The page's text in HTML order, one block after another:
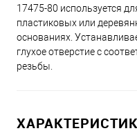
17475-80 используется
пластиковых или
основаниях.
глухое отверстие с
резьбы.